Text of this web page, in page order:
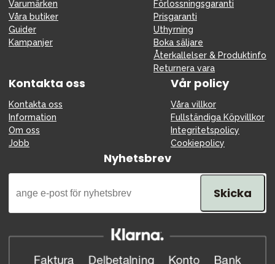
Varumärken
Våra butiker
Guider
Kampanjer
Förlossningsgaranti
Prisgaranti
Uthyrning
Boka säljare
Återkallelser & Produktinfo
Returnera vara
Kontakta oss
Kontakta oss
Information
Om oss
Jobb
Vår policy
Våra villkor
Fullständiga Köpvillkor
Integritetspolicy
Cookiepolicy
Nyhetsbrev
Skicka